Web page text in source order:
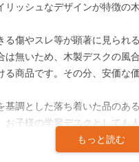
リッシュなデザインが特徴の
る傷やスレ等が顕著に見られ
は無いため、木製デスクの風
る商品です。その分、安価な
基調とした落ち着いた品のあ
お子様の学習デスクとしても
ムと、美しい木目が特徴のデ